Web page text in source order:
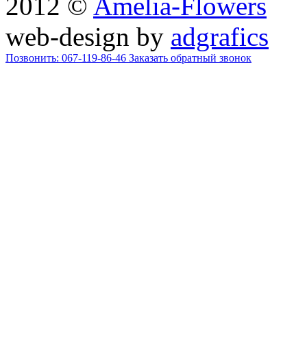
2012 © Amelia-Flowers
web-design by adgrafics
Позвонить: 067-119-86-46 Заказать обратный звонок